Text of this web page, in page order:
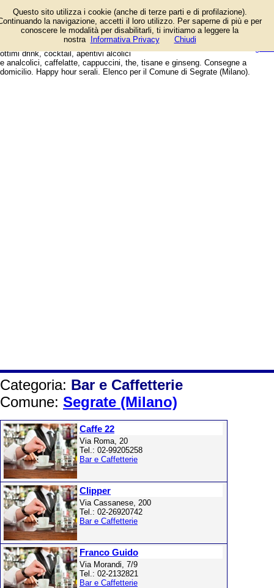
e in periferia, dove degustare un
buon caffè, fare colazione a base
di cornetti artigianali, briosche,
succhi e spremute, sorseggiare
ottimi drink, cocktail, aperitivi alcolici
e analcolici, caffelatte, cappuccini, the, tisane e ginseng. Consegne a
domicilio. Happy hour serali. Elenco per il Comune di Segrate (Milano).
Categoria: Bar e Caffetterie
Comune: Segrate (Milano)
Caffe 22
Via Roma, 20
Tel.: 02-99205258
Bar e Caffetterie
Clipper
Via Cassanese, 200
Tel.: 02-26920742
Bar e Caffetterie
Franco Guido
Via Morandi, 7/9
Tel.: 02-2132821
Bar e Caffetterie
Questo sito utilizza i cookie (anche di terze parti e di profilazione).
la navigazione, accetti il loro utilizzo. Per saperne di più e per
conoscere le modalità per disabilitarli, ti invitiamo a leggere la
nostra
Informativa Privacy Chiudi